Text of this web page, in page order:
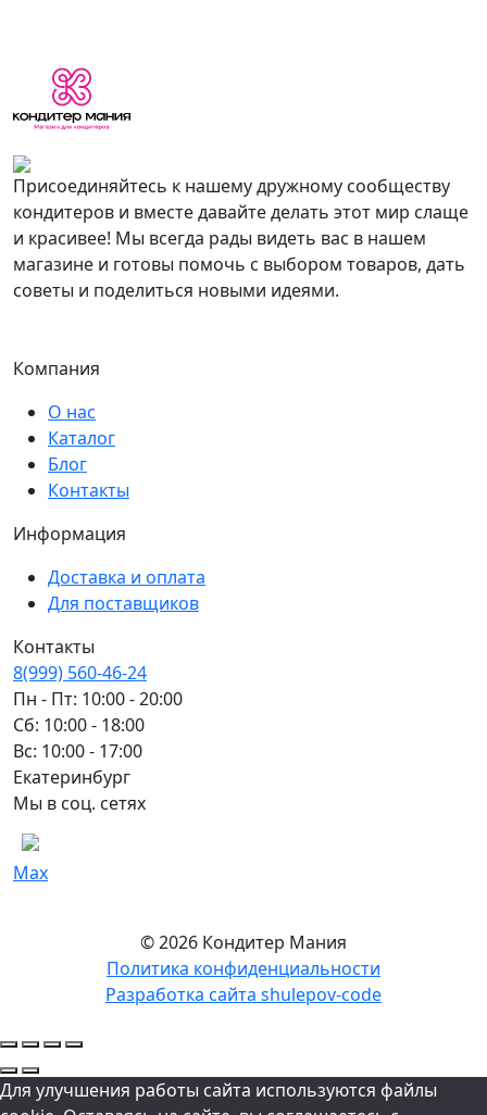
Присоединяйтесь к нашему дружному сообществу
кондитеров и вместе давайте делать этот мир слаще
и красивее! Мы всегда рады видеть вас в нашем
магазине и готовы помочь с выбором товаров, дать
советы и поделиться новыми идеями.
Компания
О нас
Каталог
Блог
Контакты
Информация
Доставка и оплата
Для поставщиков
Контакты
8(999) 560-46-24
Пн - Пт: 10:00 - 20:00
Сб: 10:00 - 18:00
Вс: 10:00 - 17:00
Екатеринбург
Мы в соц. сетях
Max
© 2026 Кондитер Мания
Политика конфиденциальности
Разработка сайта shulepov-code
Для улучшения работы сайта используются файлы